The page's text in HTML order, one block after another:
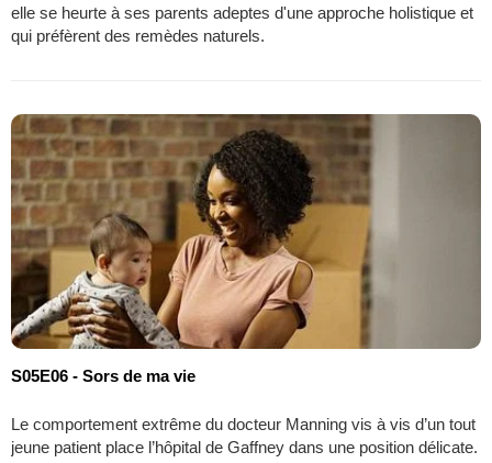
elle se heurte à ses parents adeptes d'une approche holistique et
qui préfèrent des remèdes naturels.
S05E06 - Sors de ma vie
Le comportement extrême du docteur Manning vis à vis d’un tout
jeune patient place l’hôpital de Gaffney dans une position délicate.